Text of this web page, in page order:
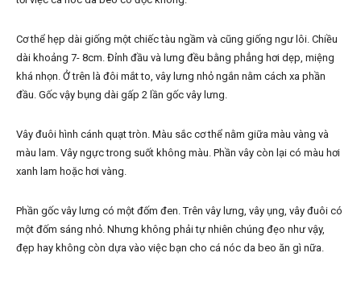
Cơ thể hẹp dài giống một chiếc tàu ngầm và cũng giống ngư lôi. Chiều
dài khoảng 7- 8cm. Đỉnh đầu và lưng đều bằng phẳng hơi dẹp, miệng
khá nhọn. Ở trên là đôi mắt to, vây lưng nhỏ ngắn nằm cách xa phần
đầu. Gốc vậy bụng dài gấp 2 lần gốc vây lưng.
Vây đuôi hình cánh quạt tròn. Màu sắc cơ thể nằm giữa màu vàng và
màu lam. Vây ngực trong suốt không màu. Phần vây còn lại có màu hơi
xanh lam hoặc hơi vàng.
Phần gốc vây lưng có một đốm đen. Trên vây lưng, vây ụng, vây đuôi có
một đốm sáng nhỏ. Nhưng không phải tự nhiên chúng đẹo như vậy,
đẹp hay không còn dựa vào việc bạn cho cá nóc da beo ăn gì nữa.